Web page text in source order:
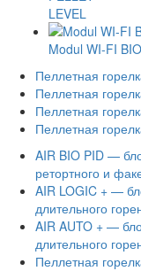
LEVEL
Modul WI-FI
Пеллетная
Пеллетная
Пеллетная
Пеллетная
AIR BIO PID —
ретортного и
AIR LOGIC + —
длительного
AIR AUTO + —
длительного
Пеллетная